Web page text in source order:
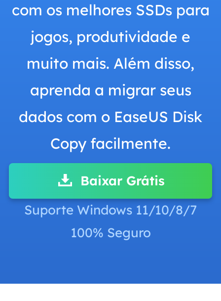
com os melhores SSDs para
jogos, produtividade e
muito mais. Além disso,
aprenda a migrar seus
dados com o EaseUS Disk
Copy facilmente.
Baixar Grátis
Suporte Windows 11/10/8/7
100% Seguro